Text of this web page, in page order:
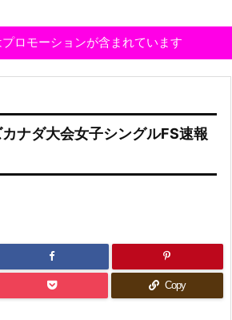
ロモーションが含まれています
ナダ大会女子シングルFS速報
Copy